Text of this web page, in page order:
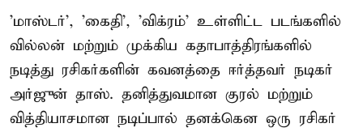
'மாஸ்டர்', 'கைதி', 'விக்ரம்' உள்ளிட்ட படங்களில்
வில்லன் மற்றும் முக்கிய கதாபாத்திரங்களில்
நடித்து ரசிகர்களின் கவனத்தை ஈர்த்தவர் நடிகர்
அர்ஜுன் தாஸ். தனித்துவமான குரல் மற்றும்
வித்தியாசமான நடிப்பால் தனக்கென ஒரு ரசிகர்